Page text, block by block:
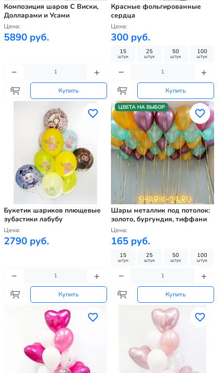
Композиция шаров С Виски,
Долларами и Усами
Цена:
5890 руб.
Купить
Красные фольгированные
сердца
Цена:
300 руб.
15
штук
25
штук
50
штук
100
штук
Купить
Букетик шариков плющевые
зубастики лабубу
Цена:
2790 руб.
Купить
ЦВЕТА НА ВЫБОР
Шары металлик под потолок:
золото, бургундия, тиффани
Цена:
165 руб.
15
штук
25
штук
50
штук
100
штук
Купить